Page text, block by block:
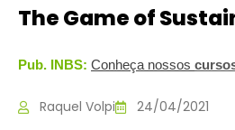
The Game of
Pub. INBS: Conheça nossos c
Raquel Volpi 24/04/2021